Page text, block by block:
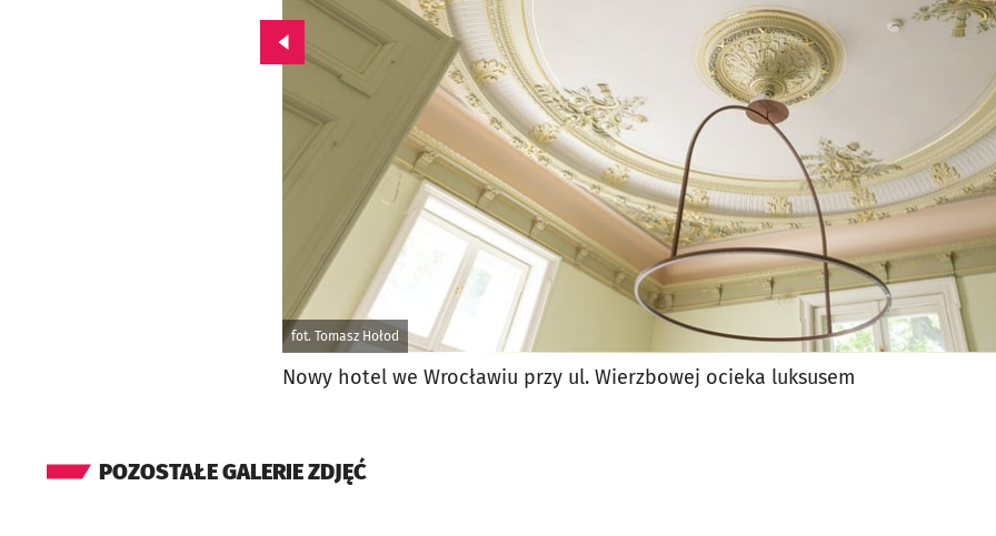
fot. Tomasz Hołod
Przejdź do poprzedniego zdjęcia.
Nowy hotel we Wrocławiu przy ul. Wierzbowej ocieka luksusem
POZOSTAŁE GALERIE ZDJĘĆ